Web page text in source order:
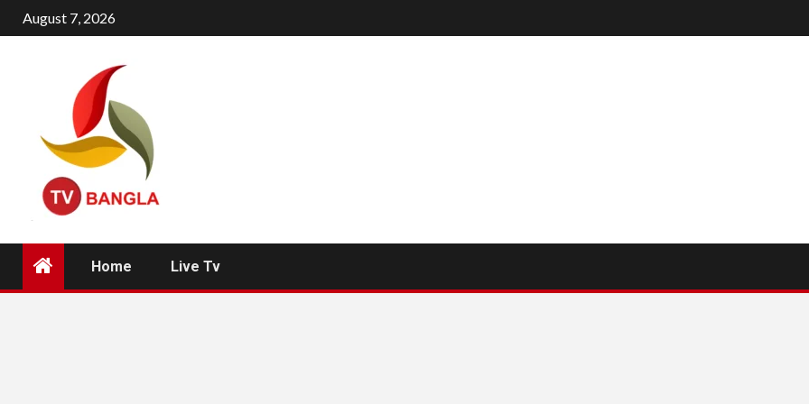
Skip
to
August 7, 2026
Home Live Tv